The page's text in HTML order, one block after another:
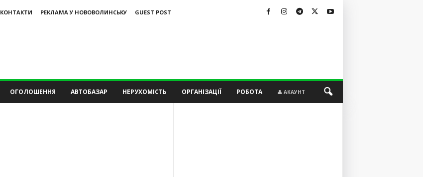
КОНТАКТИ РЕКЛАМА У НОВОВОЛИНСЬКУ
GUEST POST
ОГОЛОШЕННЯ АВТОБАЗАР НЕРУХОМІСТЬ ОРГАНІЗАЦІЇ РОБОТА 👤 АКАУНТ